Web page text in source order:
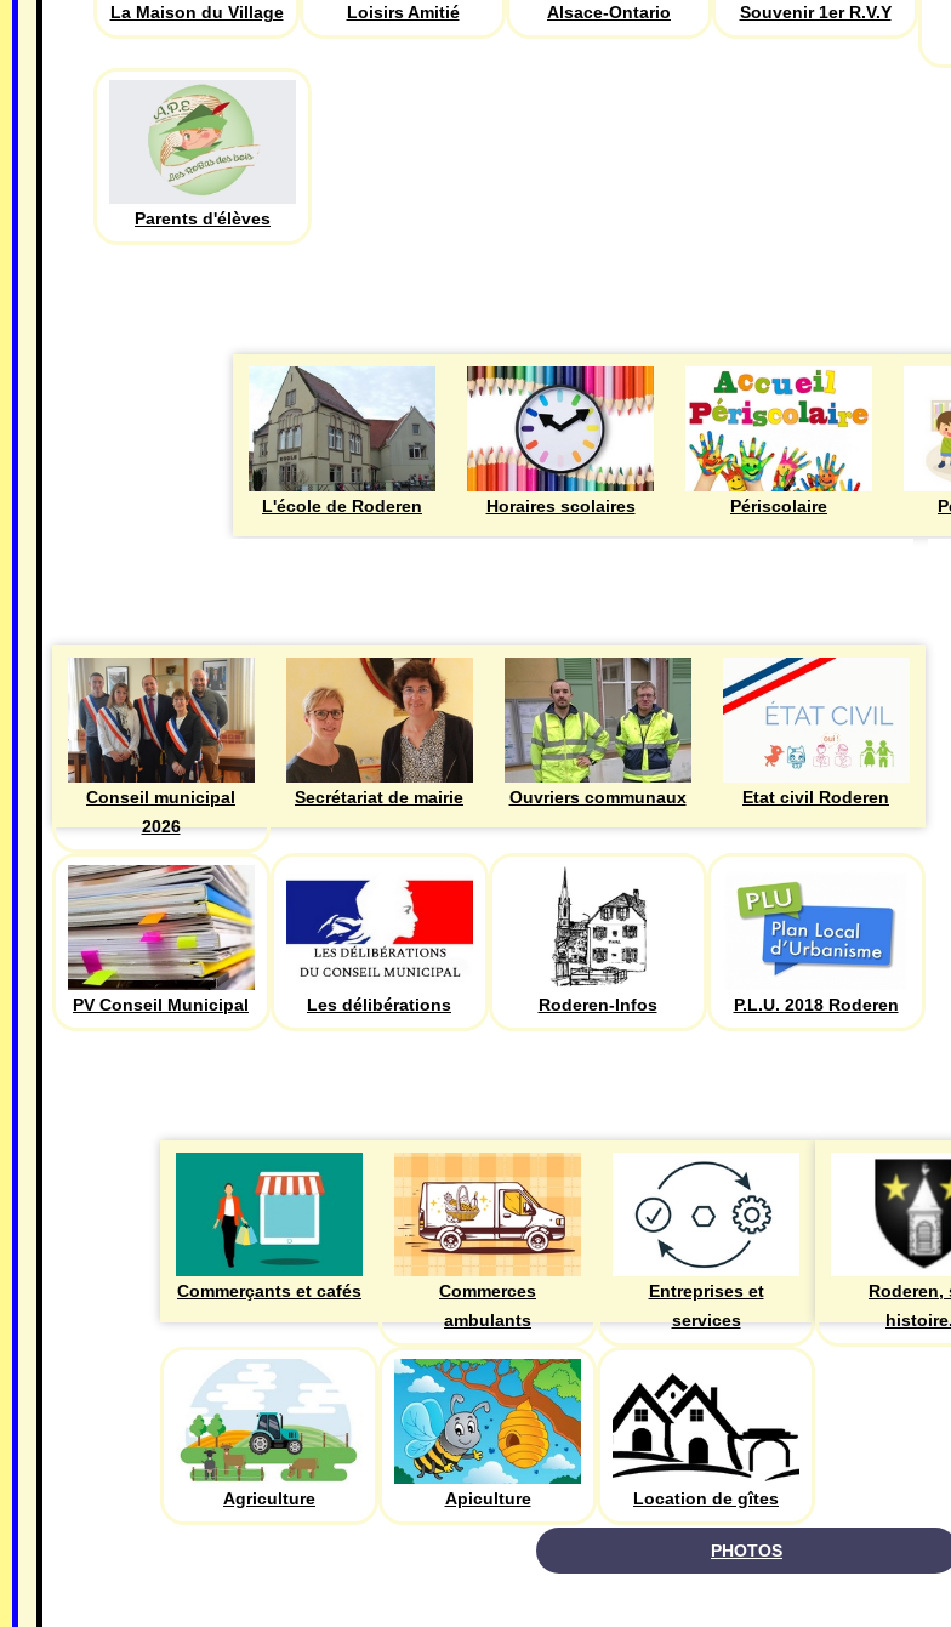
La Maison du Village Loisirs Amitié Alsace-Ontario Souvenir 1er R.V.Y
Parents d'élèves
L'école de Roderen Horaires scolaires Périscolaire
Conseil municipal
2026
Secrétariat de mairie Ouvriers communaux Etat civil Roderen
PV Conseil Municipal Les délibérations Roderen-Infos P.L.U. 2018 Roderen
Commerçants et cafés
Commerces
ambulants
Entreprises et
services
Agriculture Apiculture Location de gîtes
Roderen,
PHOTOS